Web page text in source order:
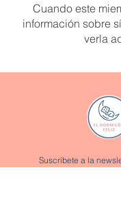
Cuando este
información sobre
verla
Suscríbete a la
promociones y